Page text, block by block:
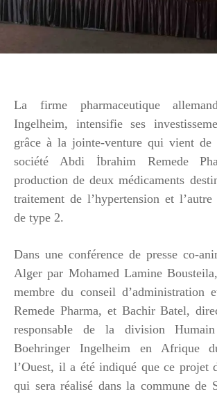
La firme pharmaceutique
Ingelheim, intensifie ses
grâce à la jointe-venture qui vient de
société Abdi İbrahim Remede
production de deux médicaments
traitement de l’hypertension et
de type 2.
Dans une conférence de presse co-
Alger par Mohamed Lamine
membre du conseil d’administration
Remede Pharma, et Bachir Batel,
responsable de la division
Boehringer Ingelheim en Afrique
l’Ouest, il a été indiqué que ce projet
qui sera réalisé dans la commune de